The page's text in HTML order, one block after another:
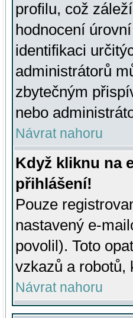
profilu, což
hodnocení
identifikaci
administrátorů
zbytečným
nebo
Návrat nahoru
Když kliknu na
přihlášení!
Pouze
nastavený e-
povolil). Toto
vzkazů a robotů,
Návrat nahoru